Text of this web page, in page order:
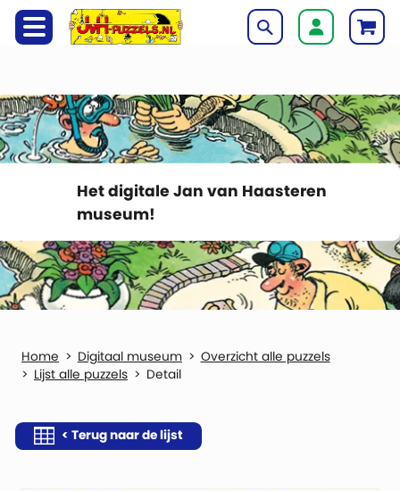
Het digitale Jan van Haasteren
museum!
Digitaal museum
Overzicht alle puzzels
Lijst alle puzzels
Detail
< Terug naar de lijst